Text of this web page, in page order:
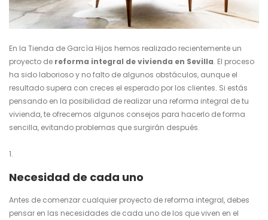
En la Tienda de García Hijos hemos realizado recientemente un
proyecto de reforma integral de vivienda en Sevilla. El proceso
ha sido laborioso y no falto de algunos obstáculos, aunque el
resultado supera con creces el esperado por los clientes. Si estás
pensando en la posibilidad de realizar una reforma integral de tu
vivienda, te ofrecemos algunos consejos para hacerlo de forma
sencilla, evitando problemas que surgirán después.
Necesidad de cada uno
Antes de comenzar cualquier proyecto de reforma integral, debes
pensar en las necesidades de cada uno de los que viven en el